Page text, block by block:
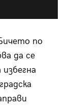
по
да се